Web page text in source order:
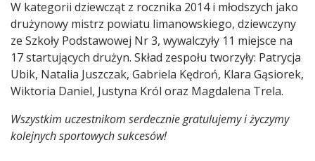
W kategorii dziewcząt z rocznika 2014 i młodszych jako
drużynowy mistrz powiatu limanowskiego, dziewczyny
ze Szkoły Podstawowej Nr 3, wywalczyły 11 miejsce na
17 startujących drużyn. Skład zespołu tworzyły: Patrycja
Ubik, Natalia Juszczak, Gabriela Kędroń, Klara Gąsiorek,
Wiktoria Daniel, Justyna Król oraz Magdalena Trela.
Wszystkim uczestnikom serdecznie gratulujemy i życzymy
kolejnych sportowych sukcesów!